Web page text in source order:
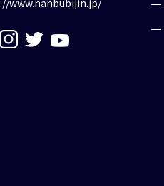
www.nanbubijin.jp/